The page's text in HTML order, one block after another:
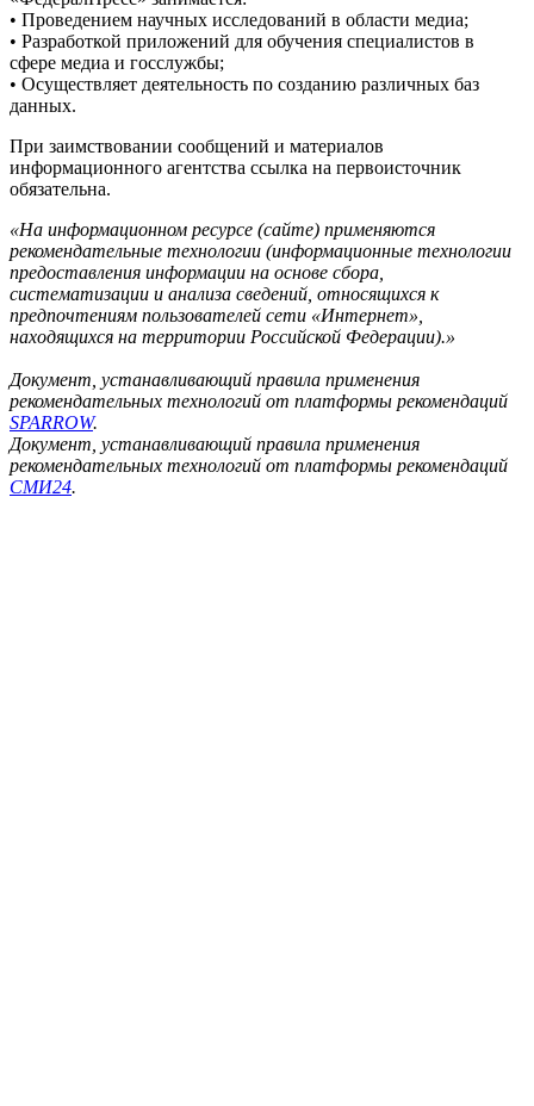
• Проведением научных исследований в области медиа;
• Разработкой приложений для обучения специалистов в
сфере медиа и госслужбы;
• Осуществляет деятельность по созданию различных баз
данных.
При заимствовании сообщений и материалов
информационного агентства ссылка на первоисточник
обязательна.
«На информационном ресурсе (сайте) применяются
рекомендательные технологии (информационные технологии
предоставления информации на основе сбора,
систематизации и анализа сведений, относящихся к
предпочтениям пользователей сети «Интернет»,
находящихся на территории Российской Федерации).»
Документ, устанавливающий правила применения
рекомендательных технологий от платформы рекомендаций
SPARROW.
Документ, устанавливающий правила применения
рекомендательных технологий от платформы рекомендаций
СМИ24.